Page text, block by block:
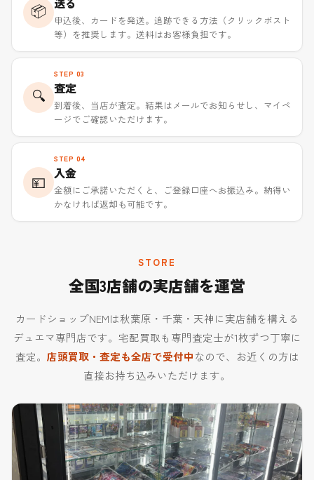
📦
申込後、カードを発送。追跡できる方法（クリックポスト
等）を推奨します。送料はお客様負担です。
🔍
STEP 03
査定
到着後、当店が査定。結果はメールでお知らせし、マイペ
ージでご確認いただけます。
💴
STEP 04
入金
金額にご承諾いただくと、ご登録口座へお振込み。納得い
かなければ返却も可能です。
STORE
全国3店舗の実店舗を運営
カードショップNEMは秋葉原・千葉・天神に実店舗を構える
デュエマ専門店です。宅配買取も専門査定士が1枚ずつ丁寧に
査定。 店頭買取・査定も全店で受付中なので、お近くの方は
直接お持ち込みいただけます。